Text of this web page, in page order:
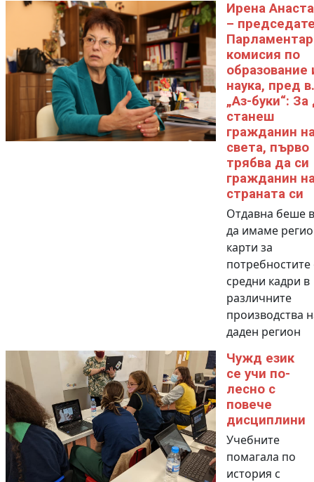
Ирена
–
комисия по
образование
наука, пред в.
„Аз-буки“: За
станеш
гражданин
света, първо
трябва да си
гражданин
страната си
Отдавна беше
да имаме
карти за
потребностите
средни кадри в
различните
производства
даден регион
Чужд език
се учи по-
лесно с
повече
дисциплини
Учебните
помагала по
история с